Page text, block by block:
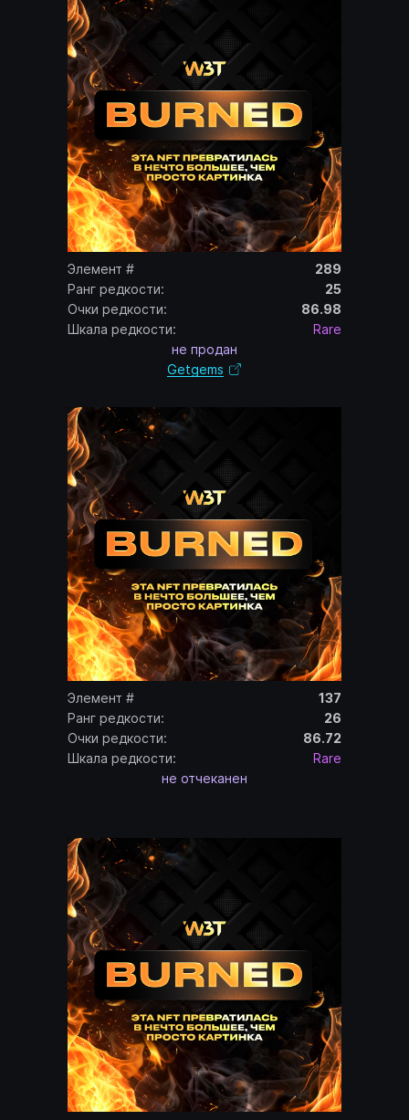
Элемент #
289
Ранг редкости:
25
Очки редкости:
86.98
Шкала редкости:
Rare
не продан
Getgems
Элемент #
137
Ранг редкости:
26
Очки редкости:
86.72
Шкала редкости:
Rare
не отчеканен